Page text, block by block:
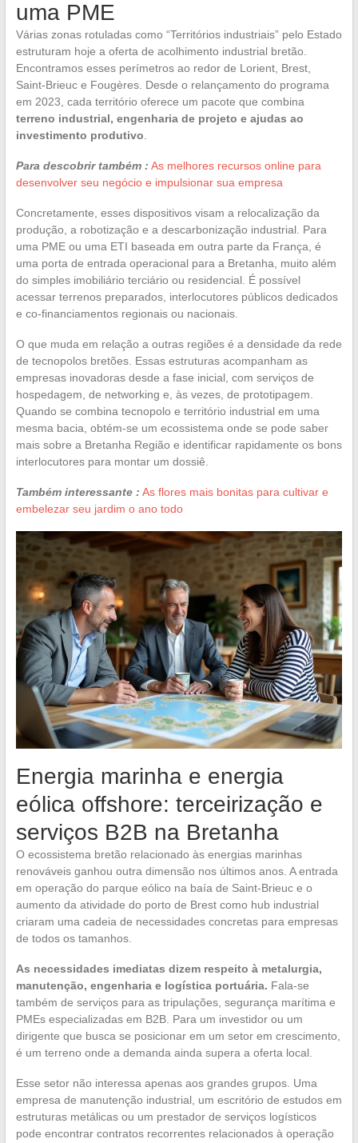
uma PME
Várias zonas rotuladas como “Territórios industriais” pelo Estado
estruturam hoje a oferta de acolhimento industrial bretão.
Encontramos esses perímetros ao redor de Lorient, Brest,
Saint-Brieuc e Fougères. Desde o relançamento do programa
em 2023, cada território oferece um pacote que combina
terreno industrial, engenharia de projeto e ajudas ao
investimento produtivo
Para descobrir também : As melhores recursos online para
desenvolver seu negócio e impulsionar sua empresa
Concretamente, esses dispositivos visam a relocalização da
produção, a robotização e a descarbonização industrial. Para
uma PME ou uma ETI baseada em outra parte da França, é
uma porta de entrada operacional para a Bretanha, muito além
do simples imobiliário terciário ou residencial. É possível
acessar terrenos preparados, interlocutores públicos dedicados
e co-financiamentos regionais ou nacionais.
O que muda em relação a outras regiões é a densidade da rede
de tecnopolos bretões. Essas estruturas acompanham as
empresas inovadoras desde a fase inicial, com serviços de
hospedagem, de networking e, às vezes, de prototipagem.
Quando se combina tecnopolo e território industrial em uma
mesma bacia, obtém-se um ecossistema onde se pode saber
mais sobre a Bretanha Região e identificar rapidamente os bons
interlocutores para montar um dossiê.
Também interessante : As flores mais bonitas para cultivar e
embelezar seu jardim o ano todo
Energia marinha e energia
eólica offshore: terceirização e
serviços B2B na Bretanha
O ecossistema bretão relacionado às energias marinhas
renováveis ganhou outra dimensão nos últimos anos. A entrada
em operação do parque eólico na baía de Saint-Brieuc e o
aumento da atividade do porto de Brest como hub industrial
criaram uma cadeia de necessidades concretas para empresas
de todos os tamanhos.
As necessidades imediatas dizem respeito à metalurgia,
manutenção, engenharia e logística portuária. Fala-se
também de serviços para as tripulações, segurança marítima e
PMEs especializadas em B2B. Para um investidor ou um
dirigente que busca se posicionar em um setor em crescimento,
é um terreno onde a demanda ainda supera a oferta local.
Esse setor não interessa apenas aos grandes grupos. Uma
empresa de manutenção industrial, um escritório de estudos em
estruturas metálicas ou um prestador de serviços logísticos
pode encontrar contratos recorrentes relacionados à operação